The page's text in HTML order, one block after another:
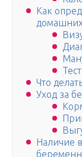
Как
Что
Уход за
Наличие